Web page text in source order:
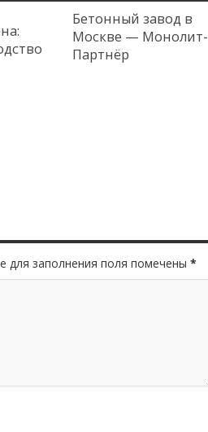
Бетонный завод в
Москве — Монолит-
Партнёр
для заполнения поля помечены *